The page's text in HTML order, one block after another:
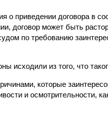
о приведении договора в
договор может быть
по требованию
исходили из того, что
которые
и осмотрительности,